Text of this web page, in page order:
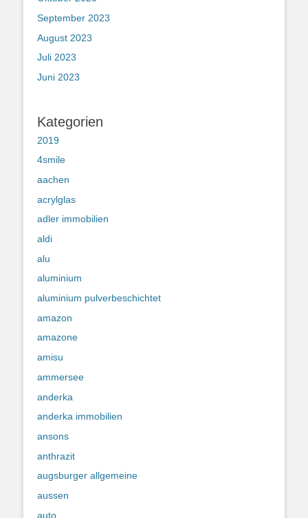
September 2023
August 2023
Juli 2023
Juni 2023
Kategorien
2019
4smile
aachen
acrylglas
adler immobilien
aldi
alu
aluminium
aluminium pulverbeschichtet
amazon
amazone
amisu
ammersee
anderka
anderka immobilien
ansons
anthrazit
augsburger allgemeine
aussen
auto